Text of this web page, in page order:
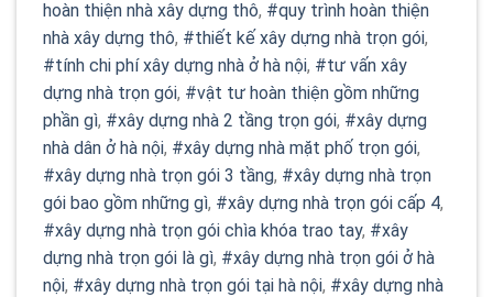
hoàn thiện nhà xây dựng thô, #quy trình hoàn thiện
nhà xây dựng thô, #thiết kế xây dựng nhà trọn gói,
#tính chi phí xây dựng nhà ở hà nội, #tư vấn xây
dựng nhà trọn gói, #vật tư hoàn thiện gồm những
phần gì, #xây dựng nhà 2 tầng trọn gói, #xây dựng
nhà dân ở hà nội, #xây dựng nhà mặt phố trọn gói,
#xây dựng nhà trọn gói 3 tầng, #xây dựng nhà trọn
gói bao gồm những gì, #xây dựng nhà trọn gói cấp 4,
#xây dựng nhà trọn gói chìa khóa trao tay, #xây
dựng nhà trọn gói là gì, #xây dựng nhà trọn gói ở hà
nội, #xây dựng nhà trọn gói tại hà nội, #xây dựng nhà